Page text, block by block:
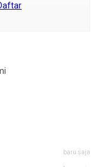
baru saja